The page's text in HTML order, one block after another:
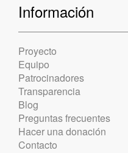
Información
Proyecto
Equipo
Patrocinadores
Transparencia
Blog
Preguntas frecuentes
Hacer una donación
Contacto